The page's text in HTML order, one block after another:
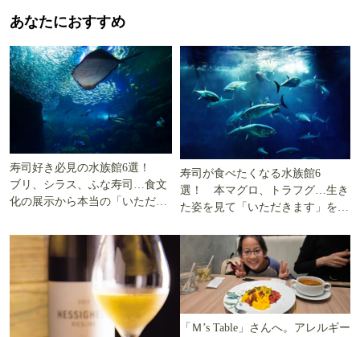
あなたにおすすめ
寿司好き必見の水族館6選！
ブリ、シラス、ふな寿司…食文
化の展示から本当の「いただき
寿司が食べたくなる水族館6
選！ 本マグロ、トラフグ…生き
た姿を見て「いただきます」を考
「Ｍ’s Table」さんへ。アレルギー